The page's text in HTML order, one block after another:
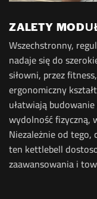
ZALETY
Wszechstronny,
nadaje się do
siłowni, przez
ergonomiczny
ułatwiają
wydolność fizyczną,
Niezależnie od
ten kettlebell
zaawansowania i